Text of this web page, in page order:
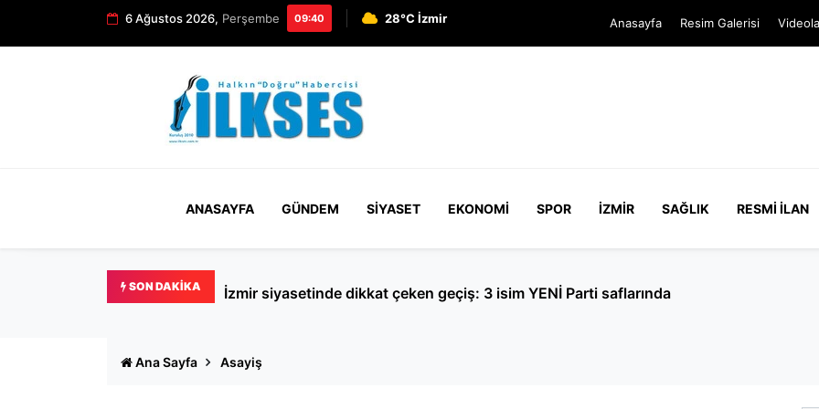
6 Ağustos 2026, Perşembe 09:40 28°C İzmir Anasayfa Resim Galerisi
ANASAYFA GÜNDEM SIYASET EKONOMI SPOR İZMIR SAĞLIK RESMI İLAN
SON DAKIKA Aziz Yıldırım'dan sosyal medya paylaşımlarına suç duyurusu! Savcılık soruşturma
Ana Sayfa Asayiş